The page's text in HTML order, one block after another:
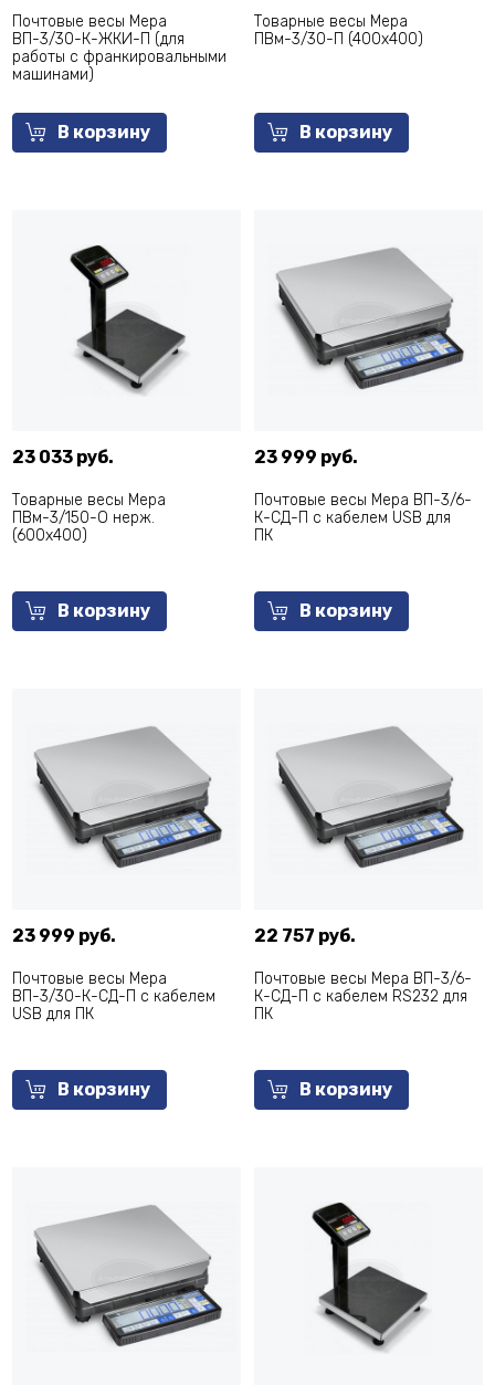
Почтовые весы Мера
ВП-3/30-К-ЖКИ-П (для
работы с франкировальными
машинами)
В корзину
Товарные весы Мера
ПВм-3/30-П (400х400)
В корзину
23 033 руб.
Товарные весы Мера
ПВм-3/150-О нерж.
(600х400)
В корзину
23 999 руб.
Почтовые весы Мера ВП-3/6-
К-СД-П с кабелем USB для
ПК
В корзину
23 999 руб.
Почтовые весы Мера
ВП-3/30-К-СД-П с кабелем
USB для ПК
В корзину
22 757 руб.
Почтовые весы Мера ВП-3/6-
К-СД-П с кабелем RS232 для
ПК
В корзину